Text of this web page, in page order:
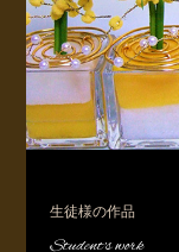
生徒様の作品
Student's work